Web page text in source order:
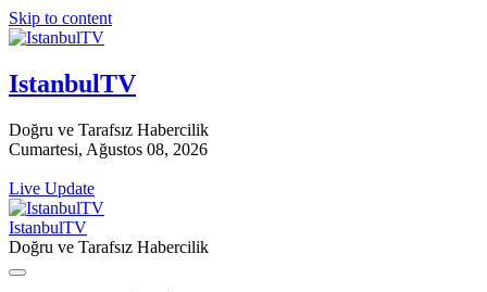
Skip to content
IstanbulTV
Doğru ve Tarafsız Habercilik
Cumartesi, Ağustos 08, 2026
Live Update
IstanbulTV
Doğru ve Tarafsız Habercilik